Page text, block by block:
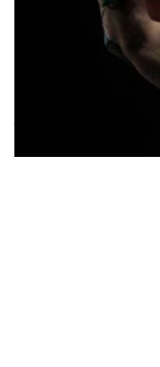
«Родны Край»,
Натомість 12
програма зі
початком
людей стояли з
боротьбу свого